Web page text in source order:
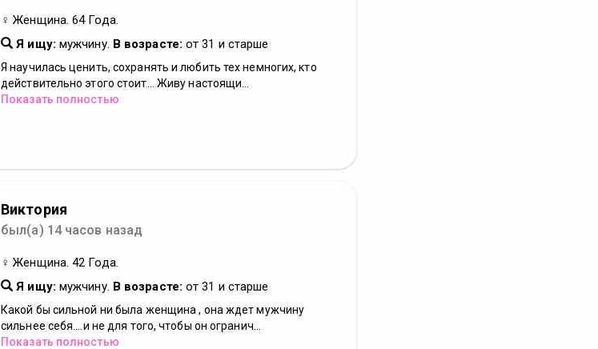
♀ Женщина. 64 Года.
Я ищу: мужчину. В возрасте: от 31 и старше
Я научилась ценить, сохранять и любить тех немногих, кто
действительно этого стоит... Живу настоящи...
Показать полностью
Виктория
был(а) 14 часов назад
♀ Женщина. 42 Года.
Я ищу: мужчину. В возрасте: от 31 и старше
Какой бы сильной ни была женщина , она ждет мужчину
сильнее себя....и не для того, чтобы он огранич...
Показать полностью